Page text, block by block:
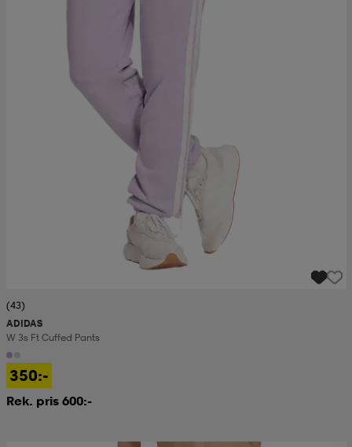
(43)
ADIDAS
W 3s Ft Cuffed Pants
350:-
Rek. pris 600:-